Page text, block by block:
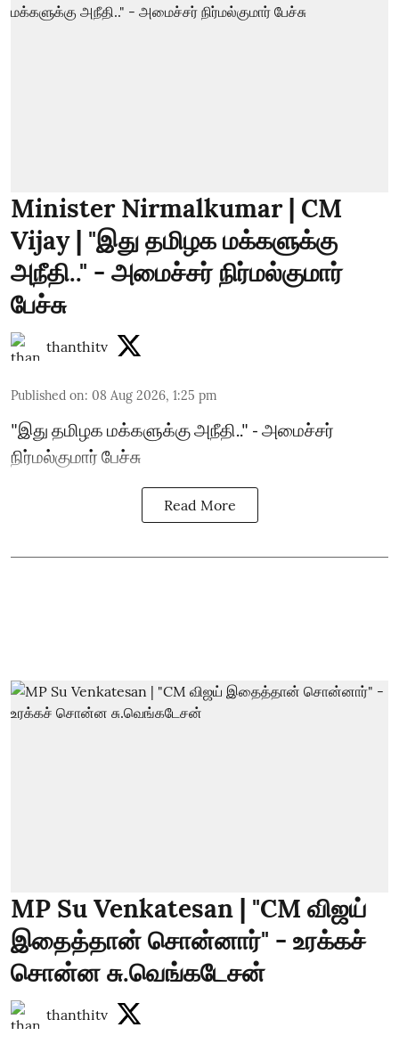
Minister Nirmalkumar | CM
Vijay | "இது தமிழக மக்களுக்கு
அநீதி.." - அமைச்சர் நிர்மல்குமார்
பேச்சு
thanthitv
Published on: 08 Aug 2026, 1:25 pm
"இது தமிழக மக்களுக்கு அநீதி.." - அமைச்சர்
நிர்மல்குமார் பேச்சு
Read More
MP Su Venkatesan | "CM விஜய்
இதைத்தான் சொன்னார்" - உரக்கச்
சொன்ன சு.வெங்கடேசன்
thanthitv